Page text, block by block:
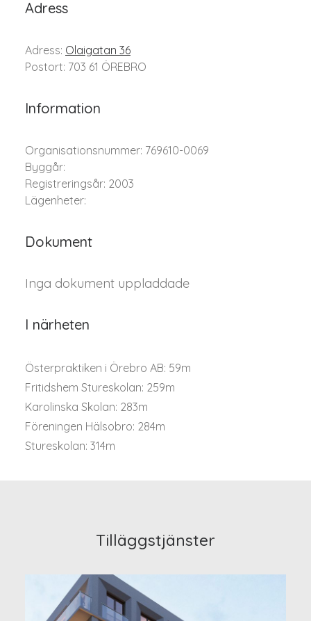
Adress
Adress: Olaigatan 36
Postort: 703 61 ÖREBRO
Information
Organisationsnummer: 769610-0069
Byggår:
Registreringsår: 2003
Lägenheter:
Dokument
Inga dokument uppladdade
I närheten
Österpraktiken i Örebro AB: 59m
Fritidshem Stureskolan: 259m
Karolinska Skolan: 283m
Föreningen Hälsobro: 284m
Stureskolan: 314m
Tilläggstjänster